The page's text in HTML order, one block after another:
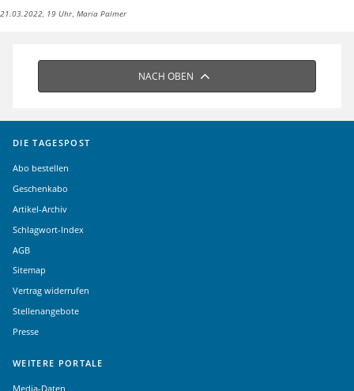
21.03.2022, 19 Uhr Maria Palmer
NACH OBEN
DIE TAGESPOST
Abo bestellen
Geschenkabo
Artikel-Archiv
Schlagwort-Index
AGB
Sitemap
Vertrag widerrufen
Stellenangebote
Presse
WEITERE PORTALE
Media-Daten